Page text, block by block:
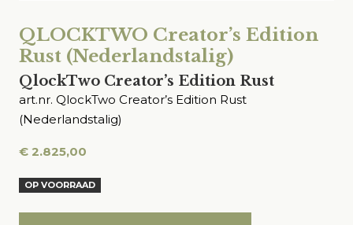
QLOCKTWO Creator’s Edition
Rust (Nederlandstalig)
QlockTwo Creator’s Edition Rust
art.nr. QlockTwo Creator’s Edition Rust
(Nederlandstalig)
€ 2.825,00
OP VOORRAAD